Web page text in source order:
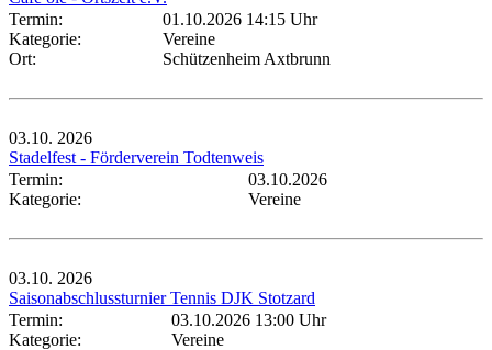
Termin:
01.10.2026 14:15 Uhr
Kategorie:
Vereine
Ort:
Schützenheim Axtbrunn
03.10. 2026
Stadelfest - Förderverein Todtenweis
Termin:
03.10.2026
Kategorie:
Vereine
03.10. 2026
Saisonabschlussturnier Tennis DJK Stotzard
Termin:
03.10.2026 13:00 Uhr
Kategorie:
Vereine